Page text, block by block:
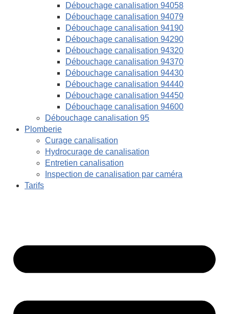
Débouchage canalisation 94058
Débouchage canalisation 94079
Débouchage canalisation 94190
Débouchage canalisation 94290
Débouchage canalisation 94320
Débouchage canalisation 94370
Débouchage canalisation 94430
Débouchage canalisation 94440
Débouchage canalisation 94450
Débouchage canalisation 94600
Débouchage canalisation 95
Plomberie
Curage canalisation
Hydrocurage de canalisation
Entretien canalisation
Inspection de canalisation par caméra
Tarifs